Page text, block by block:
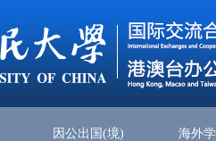
因公出国(境) 海外